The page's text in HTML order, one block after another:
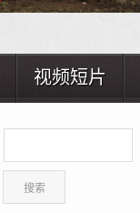
视频短片